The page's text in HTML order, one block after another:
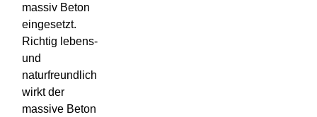
massiv Beton
eingesetzt.
Richtig lebens-
und
naturfreundlich
wirkt der
massive Beton